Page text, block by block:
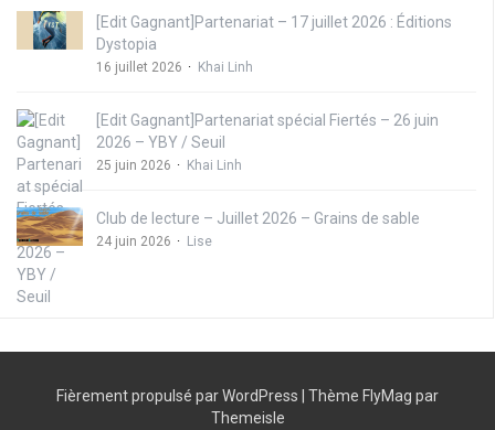
[Edit Gagnant]Partenariat – 17 juillet 2026 : Éditions
Dystopia
16 juillet 2026 Khai Linh
[Edit Gagnant]Partenariat spécial Fiertés – 26 juin
2026 – YBY / Seuil
25 juin 2026 Khai Linh
Club de lecture – Juillet 2026 – Grains de sable
24 juin 2026 Lise
Fièrement propulsé par WordPress Thème FlyMag par
Themeisle